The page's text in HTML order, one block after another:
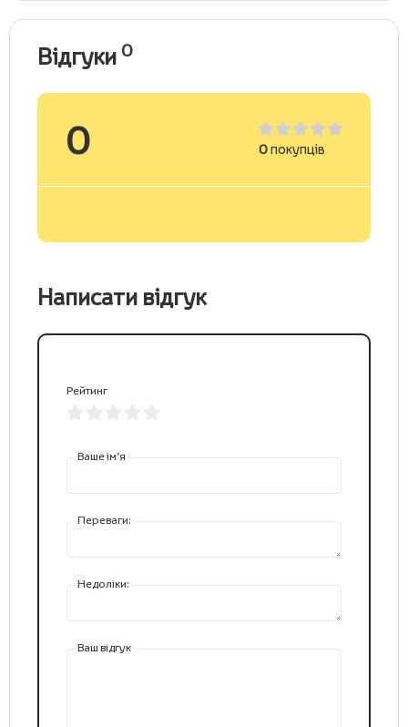
Відгуки 0
0 0покупців
Написати відгук
Рейтинг
Ваше ім’я
Переваги:
Недоліки:
Ваш відгук